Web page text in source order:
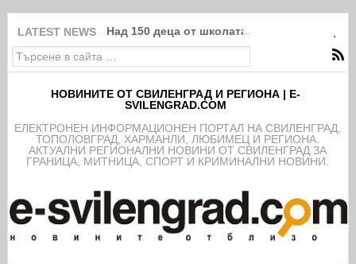
LATEST NEWS Над 150 деца от школата на ФК
НОВИНИТЕ ОТ СВИЛЕНГРАД И РЕГИОНА | E-
SVILENGRAD.COM
EЛЕКТРОНЕН ИНФОРМАЦИОНЕН ПОРТАЛ НА СВИЛЕНГРАД,
ТОПОЛОВГРАД, ХАРМАНЛИ, ЛЮБИМЕЦ И РЕГИОНА.
АКТУАЛНИ РЕГИОНАЛНИ НОВИНИ ОТ СВИЛЕНГРАД ЗА
ГРАНИЦА, МИТНИЦА, СПОРТ И КРИМИНАЛНИ НОВИНИ.